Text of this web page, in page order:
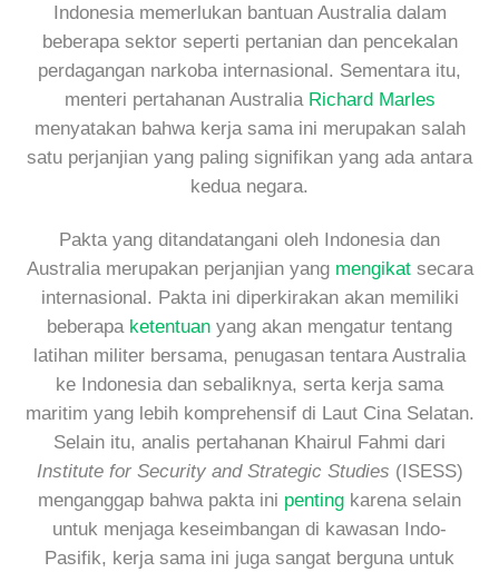
Indonesia memerlukan bantuan Australia dalam
beberapa sektor seperti pertanian dan pencekalan
perdagangan narkoba internasional. Sementara itu,
menteri pertahanan Australia Richard Marles
menyatakan bahwa kerja sama ini merupakan salah
satu perjanjian yang paling signifikan yang ada antara
kedua negara.
Pakta yang ditandatangani oleh Indonesia dan
Australia merupakan perjanjian yang mengikatsecara
internasional. Pakta ini diperkirakan akan memiliki
beberapa ketentuan yang akan mengatur tentang
latihan militer bersama, penugasan tentara Australia
ke Indonesia dan sebaliknya, serta kerja sama
maritim yang lebih komprehensif di Laut Cina Selatan.
Selain itu, analis pertahanan Khairul Fahmi dari
Institute for Security and Strategic Studies (ISESS)
menganggap bahwa pakta ini penting karena selain
untuk menjaga keseimbangan di kawasan Indo-
Pasifik, kerja sama ini juga sangat berguna untuk